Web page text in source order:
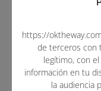
https://
de terceros con
legítimo, con
información en tu
la audiencia